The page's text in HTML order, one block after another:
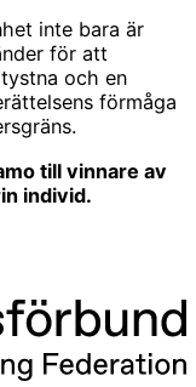
inte bara är
för att
och en
förmåga
till vinnare av
individ.